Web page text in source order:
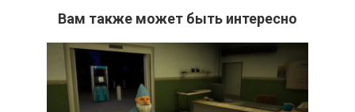
Вам также может быть интересно